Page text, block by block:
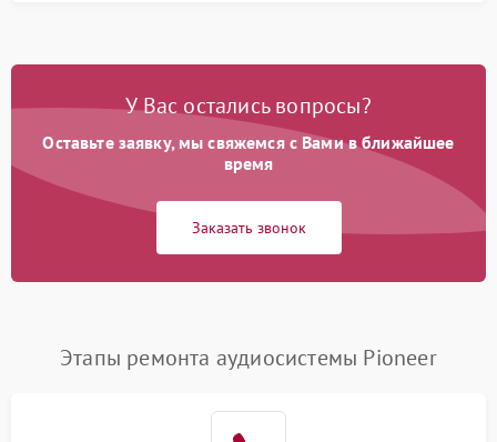
У Вас остались вопросы?
Оставьте заявку, мы свяжемся с Вами в ближайшее
время
Заказать звонок
Этапы ремонта аудиосистемы Pioneer